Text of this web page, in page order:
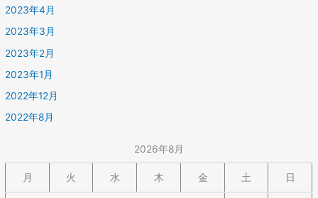
2023年4月
2023年3月
2023年2月
2023年1月
2022年12月
2022年8月
2026年8月
月 火 水 木 金 土 日